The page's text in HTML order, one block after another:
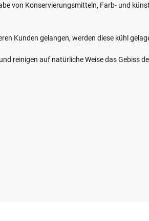
von Konservierungsmitteln, Farb- und
Kunden gelangen, werden diese kühl
reinigen auf natürliche Weise das Gebiss